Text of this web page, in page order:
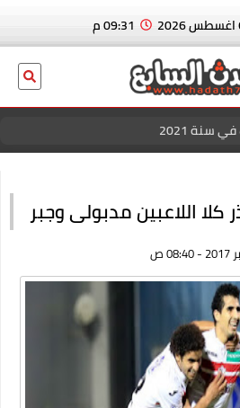
سنة 2021
علي افضل خصم عند الشراء
للتسوق عبر كوبون زاد
كلا اللاعبين مدبولى وجبر